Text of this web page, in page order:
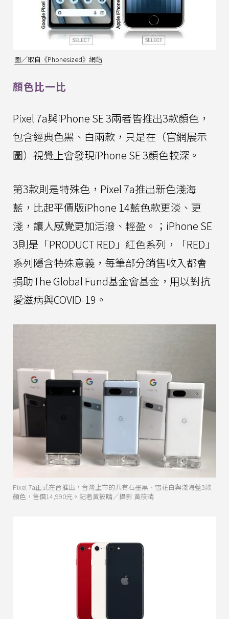
圖／取自《Phonesized》網站
顏色比一比
Pixel 7a與iPhone SE 3兩者皆推出3款顏色，
包含經典色黑、白兩款，只是在（官網展示
圖）視覺上會發現iPhone SE 3顏色較深。
第3款則是特殊色，Pixel 7a推出新色淺海
藍，比起平價版iPhone 14藍色款更淡、更
淺，讓人感覺更加活潑、輕盈。；iPhone SE
3則是「PRODUCT RED」紅色系列，「RED」
系列隱含特殊意義，每筆部分銷售收入都會
捐助The Global Fund基金會基金，用以對抗
愛滋病與COVID‑19。
Pixel 7a正式在台推出，台灣上市的共有石墨黑、雪花白與淺海藍3款
顏色，售價14,990元。記者黃筱晴／攝影 黃筱晴